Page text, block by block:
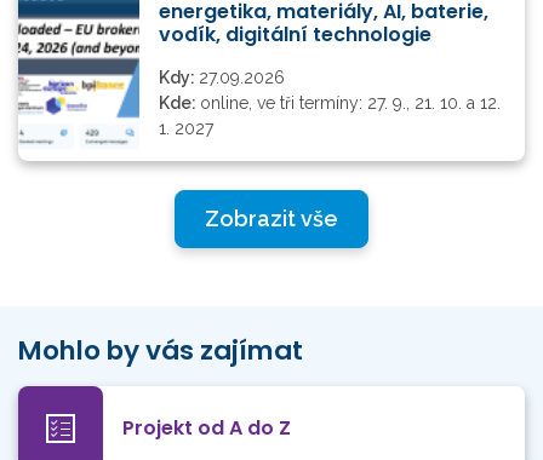
energetika, materiály, AI, baterie,
vodík, digitální technologie
Kdy: 27.09.2026
Kde: online, ve tři termíny: 27. 9., 21. 10. a 12.
1. 2027
Zobrazit vše
Mohlo by vás zajímat
Projekt od A do Z